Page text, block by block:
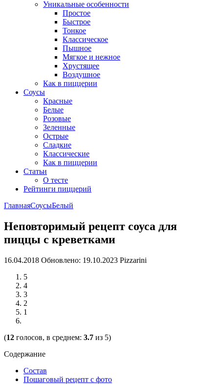
Уникальные особенности
Простое
Быстрое
Тонкое
Классическое
Пышное
Мягкое и нежное
Хрустящее
Воздушное
Как в пиццерии
Соусы
Красные
Белые
Розовые
Зеленные
Острые
Сладкие
Классические
Как в пиццерии
Статьи
О тесте
Рейтинги пиццерий
ГлавнаяСоусыБелый
Неповторимый рецепт соуса для
пиццы с креветками
16.04.2018 Обновлено: 19.10.2023 Pizzarini
5
4
3
2
1
(12 голосов, в среднем: 3.7 из 5)
Содержание
Состав
Пошаговый рецепт с фото